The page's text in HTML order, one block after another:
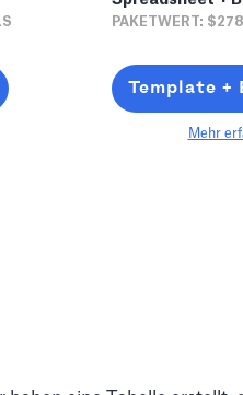
PAKETWERT: $278
Template +
Mehr